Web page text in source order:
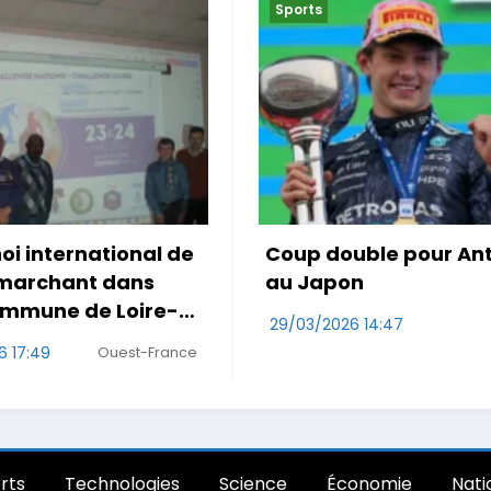
pour Antonelli
14:47 RDS
Sports
Le Maroc accroché
première de Mo
29/03/2026 10:47
Technologies Science Économie